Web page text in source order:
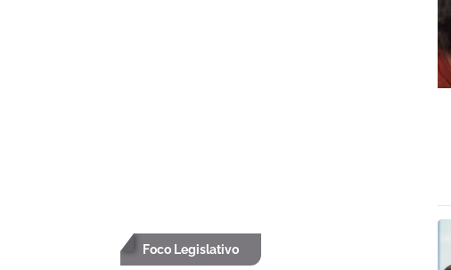
Foco Legislativo